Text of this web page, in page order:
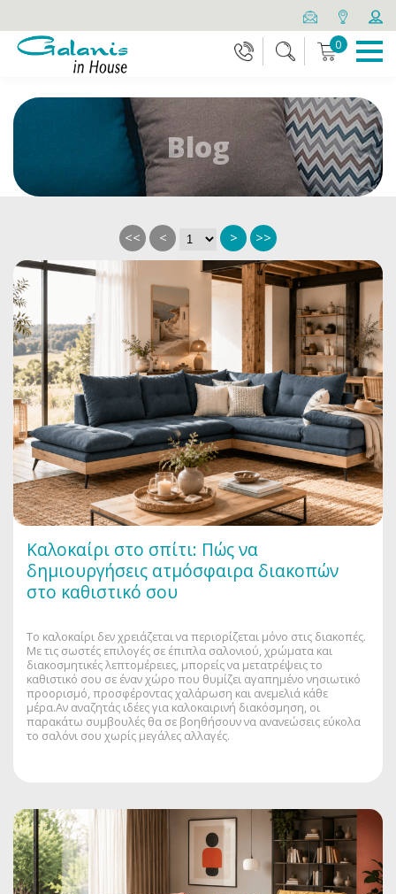
0
Blog
<< < > >>
Καλοκαίρι στο σπίτι: Πώς να
δημιουργήσεις ατμόσφαιρα διακοπών
στο καθιστικό σου
Το καλοκαίρι δεν χρειάζεται να περιορίζεται μόνο στις διακοπές.
Με τις σωστές επιλογές σε έπιπλα σαλονιού, χρώματα και
διακοσμητικές λεπτομέρειες, μπορείς να μετατρέψεις το
καθιστικό σου σε έναν χώρο που θυμίζει αγαπημένο νησιωτικό
προορισμό, προσφέροντας χαλάρωση και ανεμελιά κάθε
μέρα.Αν αναζητάς ιδέες για καλοκαιρινή διακόσμηση, οι
παρακάτω συμβουλές θα σε βοηθήσουν να ανανεώσεις εύκολα
το σαλόνι σου χωρίς μεγάλες αλλαγές.